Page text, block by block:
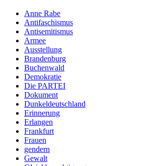
Anne Rabe
Antifaschismus
Antisemitismus
Armee
Ausstellung
Brandenburg
Buchenwald
Demokratie
Die PARTEI
Dokument
Dunkeldeutschland
Erinnerung
Erlangen
Frankfurt
Frauen
gendern
Gewalt